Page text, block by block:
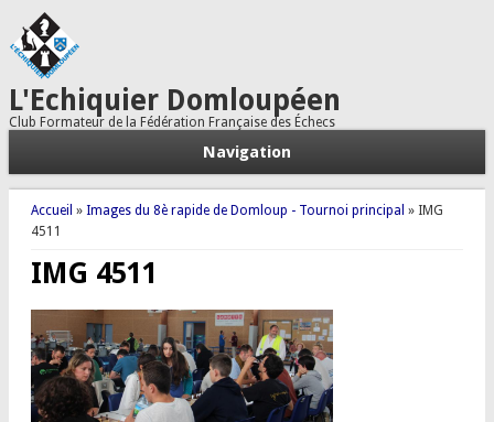
L'Echiquier Domloupéen
Club Formateur de la Fédération Française des Échecs
Navigation
Vous êtes ici
Accueil » Images du 8è rapide de Domloup - Tournoi principal » IMG
4511
IMG 4511